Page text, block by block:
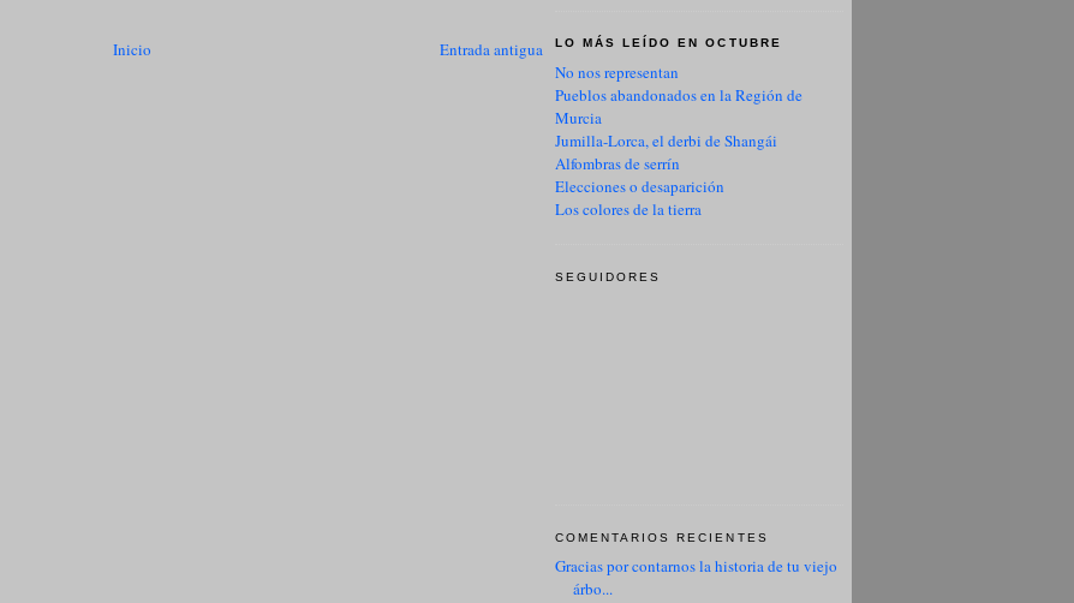
Entrada antigua
Inicio LO MÁS LEÍDO EN OCTUBRE
No nos representan
Pueblos abandonados en la Región de
Murcia
Jumilla-Lorca, el derbi de Shangái
Alfombras de serrín
Elecciones o desaparición
Los colores de la tierra
SEGUIDORES
COMENTARIOS RECIENTES
Gracias por contarnos la historia de tu viejo
árbo...